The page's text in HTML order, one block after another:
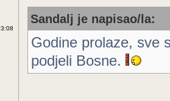
Sandalj je napisao/la:
Godine prolaze, sve
podjeli Bosne.